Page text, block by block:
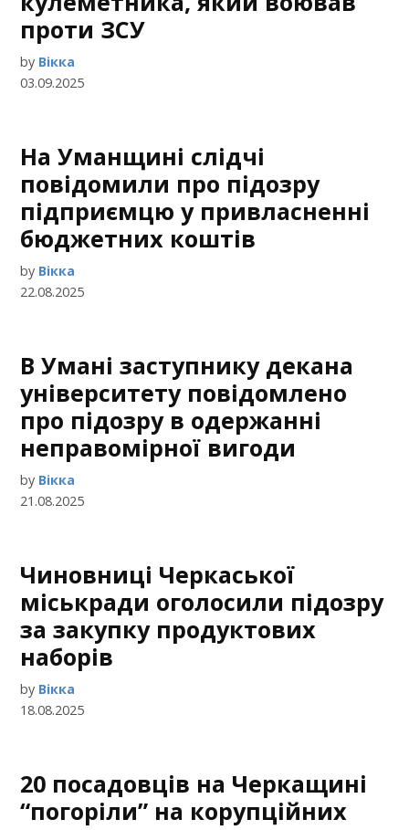
проти ЗСУ
by Вікка
03.09.2025
На Уманщині слідчі
повідомили про підозру
підприємцю у привласненні
бюджетних коштів
by Вікка
22.08.2025
В Умані заступнику декана
університету повідомлено
про підозру в одержанні
неправомірної вигоди
by Вікка
21.08.2025
Чиновниці Черкаської
міськради оголосили підозру
за закупку продуктових
наборів
by Вікка
18.08.2025
20 посадовців на Черкащині
“погоріли” на корупційних